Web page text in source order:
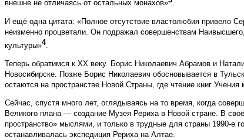
внешне не отличаясь от остальных монахов» .
И ещё одна цитата: «Полное отсутствие властолюбия привело
неизменно процветали. Он подражал совершенствам
культуры»4.
Теперь обратимся к XX веку. Борис Николаевич Абрамов и
Новосибирске. Позже Борис Николаевич обосновывается в
остаются на пространстве Новой Страны, где чтение книг
Сейчас, спустя много лет, оглядываясь на то время, когда
Великого плана — создание Музея Рериха в Новой стране. В
пространство» мыслями, и только в трудные для страны 1990-е
останавливалась экспедиция Рериха на Алтае.